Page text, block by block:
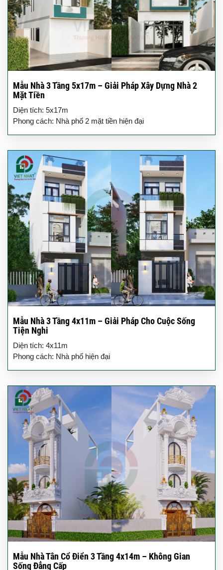
Mẫu Nhà 3 Tầng 5x17m – Giải Pháp Xây Dựng Nhà 2
Mặt Tiền
Diện tích: 5x17m
Phong cách: Nhà phố 2 mặt tiền hiện đại
Mẫu Nhà 3 Tầng 4x11m – Giải Pháp Cho Cuộc Sống
Tiện Nghi
Diện tích: 4x11m
Phong cách: Nhà phố hiện đại
Mẫu Nhà Tân Cổ Điển 3 Tầng 4x14m – Không Gian
Sống Đẳng Cấp